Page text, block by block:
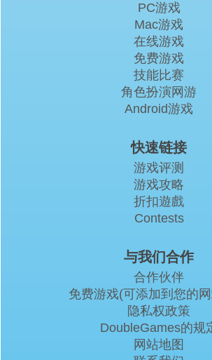
PC游戏
Mac游戏
在线游戏
免费游戏
技能比赛
角色扮演网游
Android游戏
快速链接
游戏评测
游戏攻略
折扣遊戲
Contests
与我们合作
合作伙伴
免费游戏(可添加到您的网
隐私权政策
DoubleGames的规
网站地图